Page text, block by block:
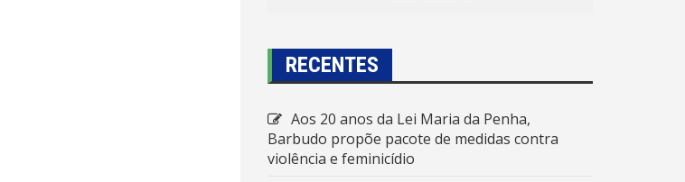
RECENTES
Aos 20 anos da Lei Maria da Penha,
Barbudo propõe pacote de medidas contra
violência e feminicídio